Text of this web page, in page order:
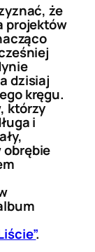
że
projektów
dzisiaj
kręgu.
którzy
i
obrębie
.